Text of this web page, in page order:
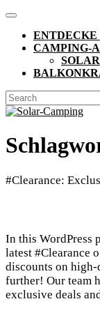
Skip
content
Open
ButtonENTDECKE
CAMPING-
CLOSE
BUTTON
Search
for:
#Clearance:
In this WordPress
latest #Clearance
discounts on
further! Our team
exclusive deals